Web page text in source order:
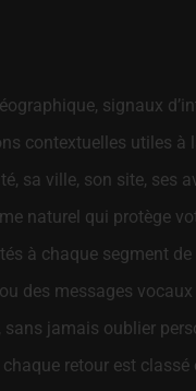
signaux
contextuelles utiles à
sa ville, son site, ses
naturel qui protège
à chaque segment de
des messages
jamais oublier
retour est classé